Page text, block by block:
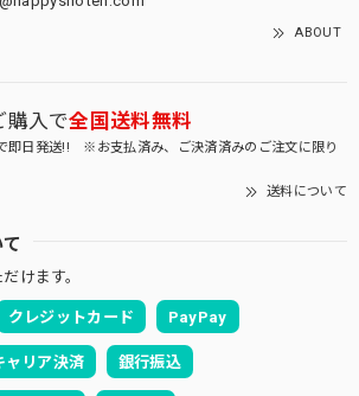
ABOUT
購入で全国送料無料
即日発送!! ※お支払済み、ご決済済みのご注文に限り
送料について
けます。
クレジットカード PayPay
ャリア決済 銀行振込